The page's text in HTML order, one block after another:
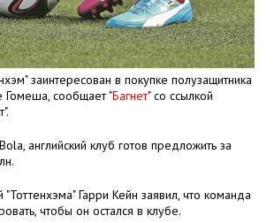
заинтересован в покупке полузащитника
Гомеша, сообщает "Багнет" со ссылкой
английский клуб готов предложить за
Гарри Кейн заявил, что команда
чтобы он остался в клубе.